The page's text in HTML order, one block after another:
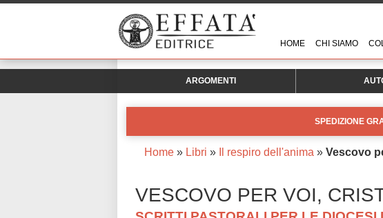
HOME CHI SIAMO
ARGOMENTI
SPEDIZIONE
Home » Libri » Il respiro dell'anima » Vescovo
VESCOVO PER VOI,